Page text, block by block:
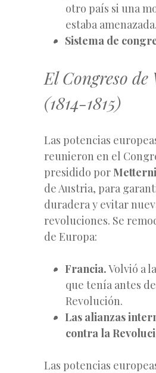
otro país si una
estaba amenazada.
Sistema de
El Congreso de
(1814-1815)
Las potencias
reunieron en el
presidido por
de Austria, para
duradera y evitar
revoluciones. Se
de Europa:
Francia.Volvió a
que tenía antes
Revolución.
Las alianzas
contra la
Las potencias